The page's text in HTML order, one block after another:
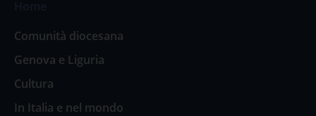
Comunità diocesana
Genova e Liguria
Cultura
In Italia e nel mondo